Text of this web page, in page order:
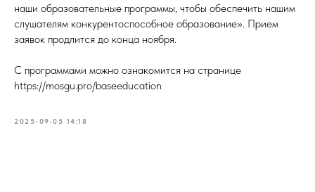
наши образовательные программы, чтобы обеспечить нашим
слушателям конкурентоспособное образование». Прием
заявок продлится до конца ноября.
С программами можно ознакомится на странице
https://mosgu.pro/baseeducation
2025-09-05 14:18